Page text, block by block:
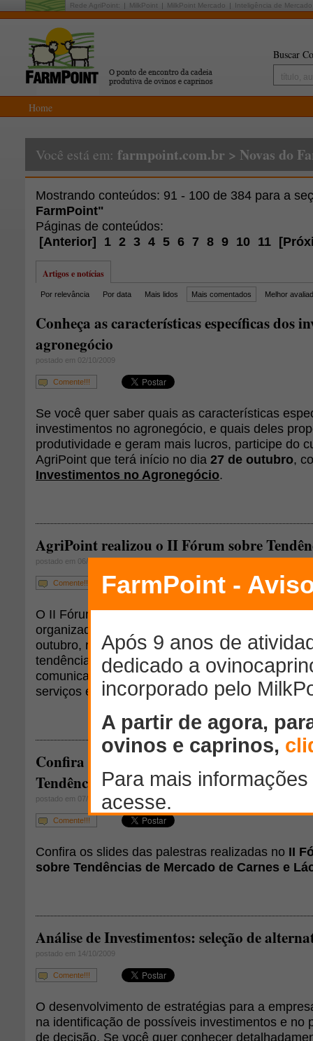
Rede AgriPoint: MilkPoint MilkPoint Mercado Inteligência de Mercado
Buscar
Home
Você está em: farmpoint.com.br > Novas do
Mostrando conteúdos: 91 - 100 de 384 para a
FarmPoint"
Páginas de conteúdos:
[Anterior] 1 2 3 4 5 6 7 8 9 10 11 [
Artigos e notícias
Por relevância Por data Mais lidos Mais comentados Melhor
Conheça as características específicas dos
agronegócio
postado em 02/10/2009
Comente!!!
Se você quer saber quais as características
investimentos no agronegócio, e quais deles
produtividade e geram mais lucros, participe do
AgriPoint que terá início no dia 27 de outubro,
Investimentos no Agronegócio.
AgriPoint realizou o II Fórum sobre
postado em 06/10/2009
Comente!!!
O II Fórum - Tendências dos Mercados de
organizado pela AgriPoint, foi realizado nesta
outubro, reunindo clientes da empresa com o
tendências dos mercados de leite e carne,
comunicação junto aos portais da AgriPoint e
serviços e produtos que a empresa estará
Confira os slides das palestras do II
Tendências de Mercado
postado em 07/10/2009
Comente!!!
Confira os slides das palestras realizadas no II
sobre Tendências de Mercado de Carnes e
Análise de Investimentos: seleção de
postado em 14/10/2009
Comente!!!
O desenvolvimento de estratégias para a
na identificação de possíveis investimentos e no
de decisão. Se você quer conhecer